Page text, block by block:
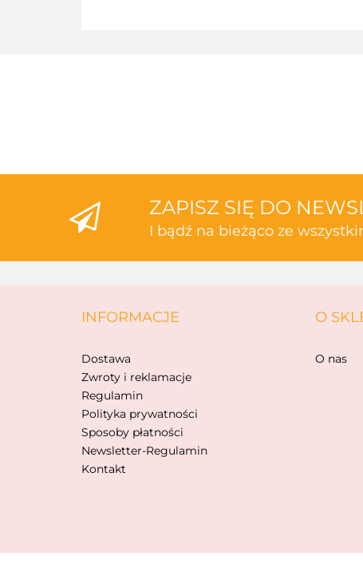
ZAPISZ SIĘ DO
I bądź na bieżąco ze
INFORMACJE
Dostawa
Zwroty i reklamacje
Regulamin
Polityka prywatności
Sposoby płatności
Newsletter-Regulamin
Kontakt
O
O nas